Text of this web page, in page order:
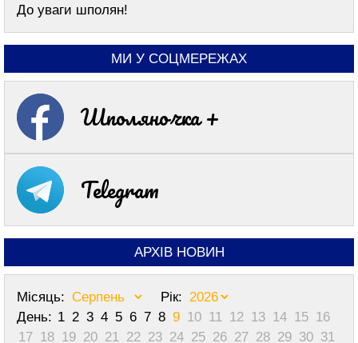
До уваги шполян!
МИ У СОЦМЕРЕЖАХ
Шполяночка +
Telegram
АРХІВ НОВИН
Місяць:
Рік:
День: 1 2 3 4 5 6 7 8 9 10 11 12 13 14 15 16
17 18 19 20 21 22 23 24 25 26 27 28 29 30 31